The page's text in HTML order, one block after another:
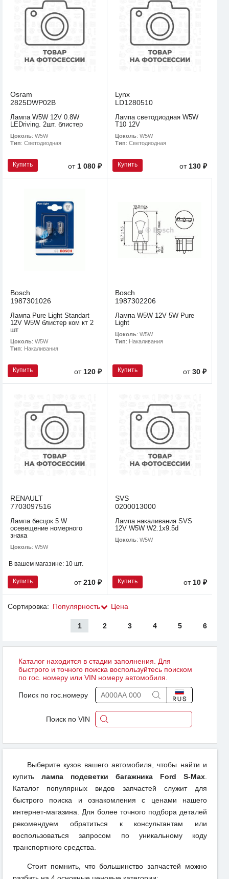
Osram
2825DWP02B
Лампа W5W 12V 0.8W
LEDriving. 2шт. блистер
Цоколь: W5W
Тип: Светодиодная
Купить от 1 080 ₽
Lynx
LD1280510
Лампа светодиодная W5W
T10 12V
Цоколь: W5W
Тип: Светодиодная
Купить от 130 ₽
Bosch
1987301026
Лампа Pure Light Standart
12V W5W блистер ком кт 2
шт
Цоколь: W5W
Тип: Накаливания
Купить от 120 ₽
Bosch
1987302206
Лампа W5W 12V 5W Pure
Light
Цоколь: W5W
Тип: Накаливания
Купить от30 ₽
RENAULT
7703097516
Лампа бесцок 5 W
осевещение номерного
знака
Цоколь: W5W
В вашем магазине: 10 шт.
Купить от210 ₽
SVS
0200013000
Лампа накаливания SVS
12V W5W W2.1х9.5d
Цоколь: W5W
Купить от10 ₽
Сортировка: Популярность Цена
1 2 3 4 5 6
Каталог находится в стадии заполнения. Для
быстрого и точного поиска воспользуйтесь поиском
по гос. номеру или VIN номеру автомобиля.
Поиск по гос.номеру
Поиск по VIN
Выберите кузов вашего автомобиля, чтобы найти и
купить лампа подсветки багажника Ford S-Max.
Каталог популярных видов запчастей служит для
быстрого поиска и ознакомления с ценами нашего
интернет-магазина. Для более точного подбора деталей
рекомендуем обратиться к консультантам или
воспользоваться запросом по уникальному коду
транспортного средства.
Стоит помнить, что большинство запчастей можно